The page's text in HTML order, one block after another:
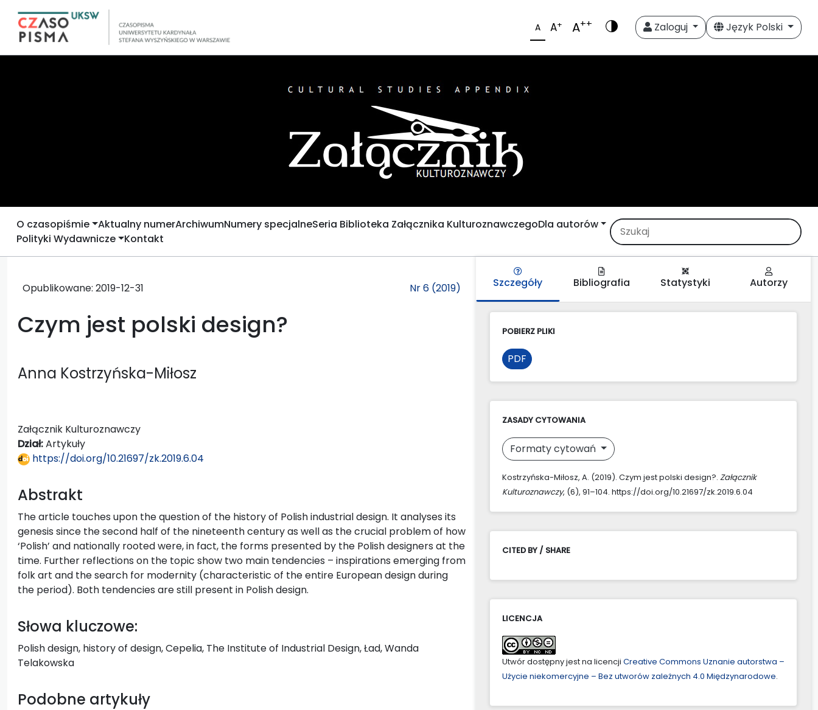
A A+ A++ Zaloguj Język Polski
O czasopiśmie Aktualny numerArchiwumNumery specjalneSeria Biblioteka Załącznika KulturoznawczegoDla autorów
Polityki Wydawnicze Kontakt
Opublikowane: 2019-12-31 Nr 6 (2019)
Czym jest polski design?
Anna Kostrzyńska-Miłosz
Załącznik Kulturoznawczy
Dział:Artykuły
https://doi.org/10.21697/zk.2019.6.04
Abstrakt
The article touches upon the question of the history of Polish industrial design. It analyses its
genesis since the second half of the nineteenth century as well as the crucial problem of how
‘Polish’ and nationally rooted were, in fact, the forms presented by the Polish designers at the
time. Further reflections on the topic show two main tendencies – inspirations emerging from
folk art and the search for modernity (characteristic of the entire European design during
the period). Both tendencies are still present in Polish design.
Słowa kluczowe:
Polish design, history of design, Cepelia, The Institute of Industrial Design, Ład, Wanda
Telakowska
Podobne artykuły
Szczegóły Bibliografia Statystyki Autorzy
POBIERZ PLIKI
PDF
ZASADY CYTOWANIA
Formaty cytowań
Kostrzyńska-Miłosz, A. (2019). Czym jest polski design?. Załącznik
Kulturoznawczy, (6), 91–104. https://doi.org/10.21697/zk.2019.6.04
CITED BY / SHARE
LICENCJA
Utwór dostępny jest na licencji Creative Commons Uznanie autorstwa –
Użycie niekomercyjne – Bez utworów zależnych 4.0 Międzynarodowe.